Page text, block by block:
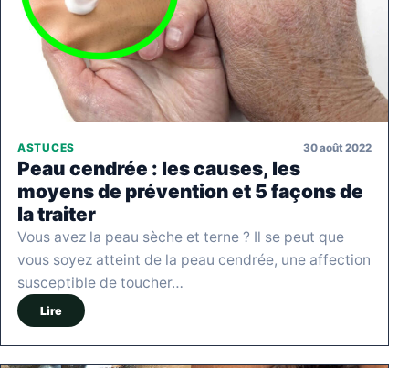
ASTUCES 30 août 2022
Peau cendrée : les causes, les
moyens de prévention et 5 façons de
la traiter
Vous avez la peau sèche et terne ? Il se peut que
vous soyez atteint de la peau cendrée, une affection
susceptible de toucher…
Lire